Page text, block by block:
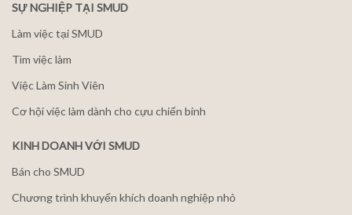
SỰ NGHIỆP TẠI SMUD
Làm việc tại SMUD
Tìm việc làm
Việc Làm Sinh Viên
Cơ hội việc làm dành cho cựu chiến binh
KINH DOANH VỚI SMUD
Bán cho SMUD
Chương trình khuyến khích doanh nghiệp nhỏ